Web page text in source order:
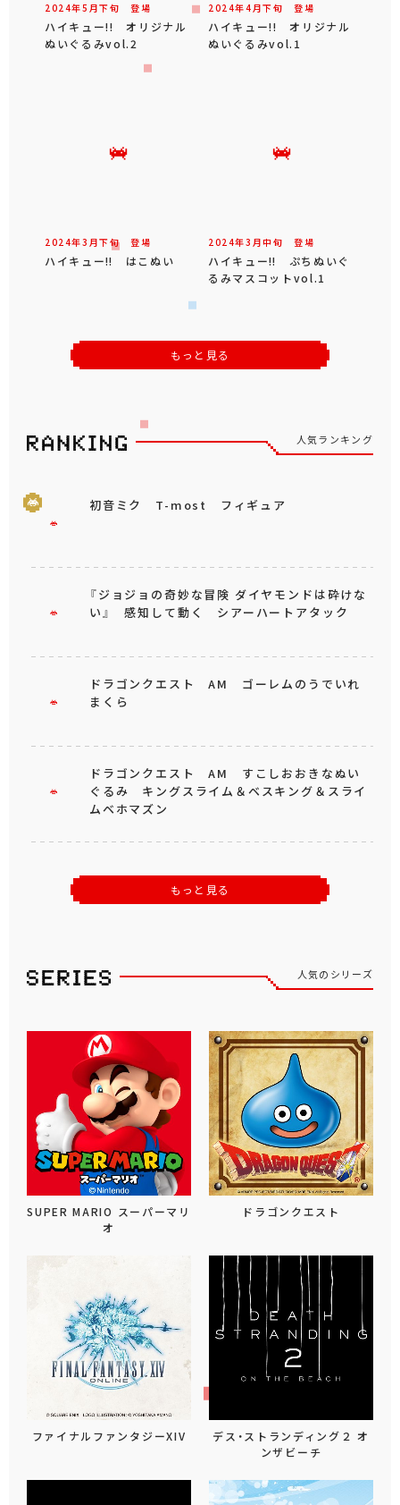
2024年5 月下旬 登場
ハイキュー!! オリジナル
ぬいぐるみvol.2
2024年4 月下旬 登場
ハイキュー!! オリジナル
ぬいぐるみvol.1
2024年3 月下旬 登場
ハイキュー‼ はこぬい
2024年3 月中旬 登場
ハイキュー‼ ぷちぬいぐ
るみマスコットvol.1
もっと見る
人気ランキング
初音ミク T-most フィギュア
『ジョジョの奇妙な冒険 ダイヤモンドは砕けな
い』 感知して動く シアーハートアタック
ドラゴンクエスト AM ゴーレムのうでいれ
まくら
ドラゴンクエスト AM すこしおおきなぬい
ぐるみ キングスライム＆ベスキング＆スライ
ムベホマズン
もっと見る
人気のシリーズ
SUPER MARIO スーパーマリ
オ
ドラゴンクエスト
ファイナルファンタジーXIV
デス・ストランディング２ オ
ンザビーチ